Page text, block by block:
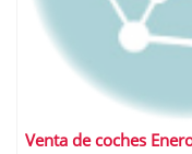
Venta de coches